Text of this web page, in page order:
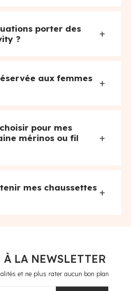
porter des
?
+
aux femmes
+
pour mes
mérinos ou fil
+
mes chaussettes +
LA NEWSLETTER
et ne plus rater aucun bon plan